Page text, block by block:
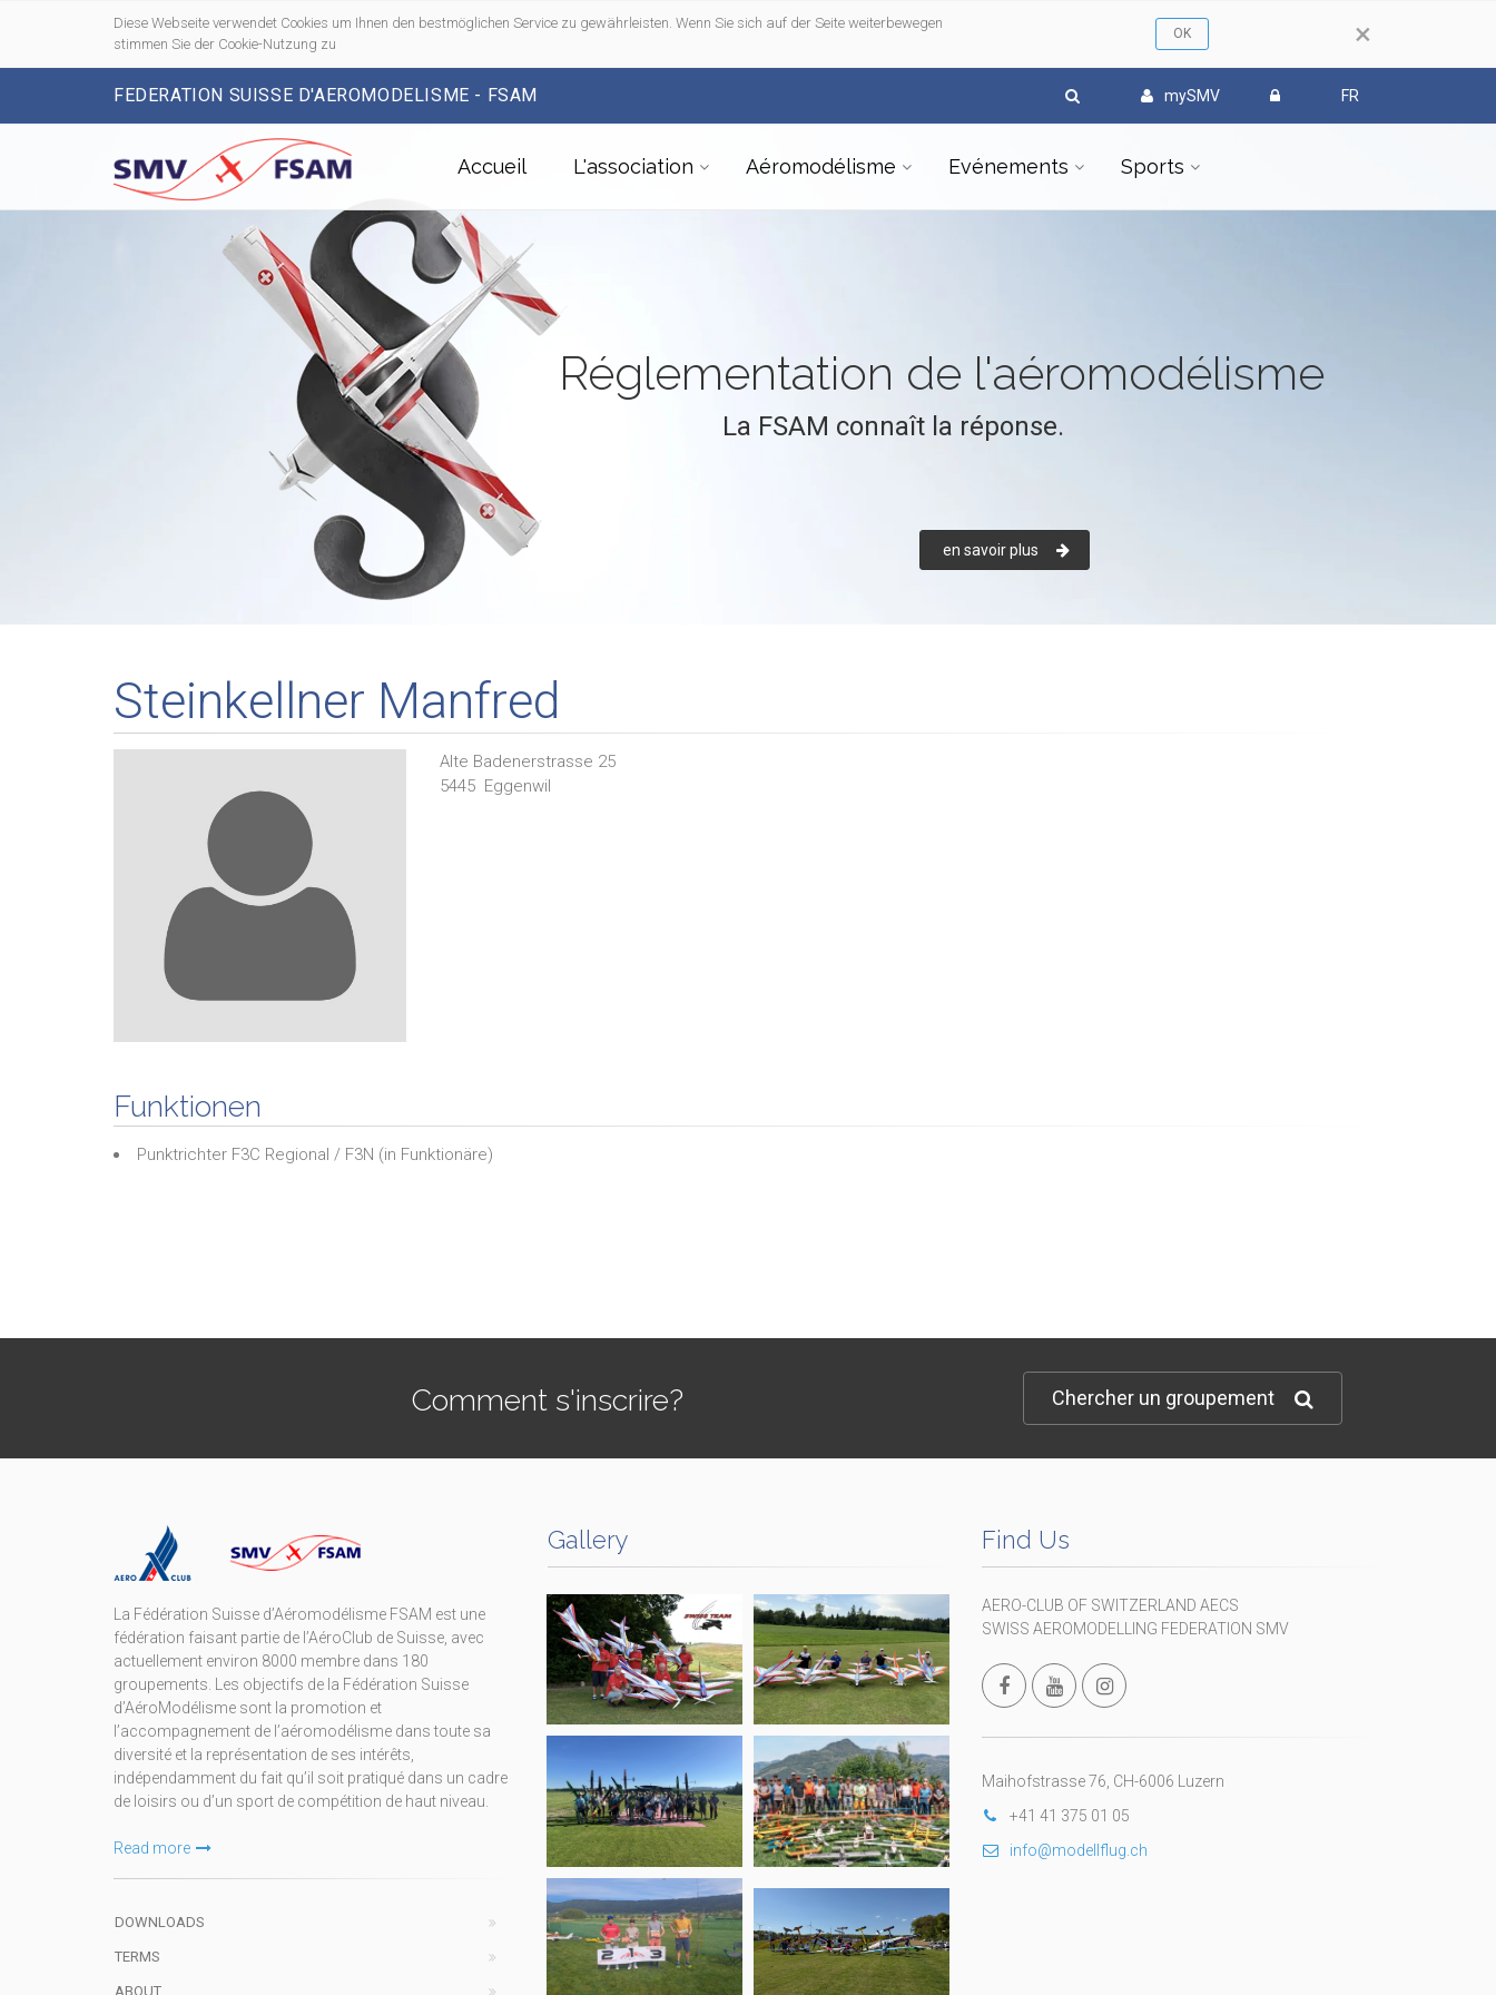
×
Diese Webseite verwendet Cookies um Ihnen den bestmöglichen Service zu gewährleisten. Wenn Sie sich auf der Seite weiterbewegen
stimmen Sie der Cookie-Nutzung zu
FEDERATION SUISSE D'AEROMODELISME - FSAM mySMV FR
Accueil L'association Aéromodélisme Evénements Sports
Réglementation de l'aéromodélisme
La FSAM connaît la réponse.
en savoir plus
Steinkellner Manfred
Alte Badenerstrasse 25
5445 Eggenwil
Funktionen
Punktrichter F3C Regional / F3N (in Funktionäre)
Comment s'inscrire? Chercher un groupement
La Fédération Suisse d’Aéromodélisme FSAM est une
fédération faisant partie de l’AéroClub de Suisse, avec
actuellement environ 8000 membre dans 180
groupements. Les objectifs de la Fédération Suisse
d’AéroModélisme sont la promotion et
l’accompagnement de l’aéromodélisme dans toute sa
diversité et la représentation de ses intérêts,
indépendamment du fait qu’il soit pratiqué dans un cadre
de loisirs ou d’un sport de compétition de haut niveau.
Read more
DOWNLOADS
TERMS
ABOUT
Gallery Find Us
AERO-CLUB OF SWITZERLAND AECS
SWISS AEROMODELLING FEDERATION SMV
Maihofstrasse 76, CH-6006 Luzern
+41 41 375 01 05
info@modellflug.ch